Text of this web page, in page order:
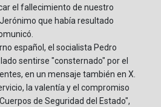
el fallecimiento de nuestro
que había resultado
español, el socialista Pedro
sentirse "consternado" por el
en un mensaje también en X.
la valentía y el compromiso
de Seguridad del Estado",